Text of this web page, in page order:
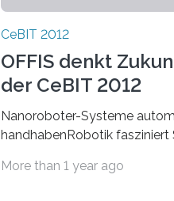
CeBIT 2012
OFFIS denkt
der CeBIT 2012
Nanoroboter-Systeme
handhabenRobotik fasziniert
Roboter erforderlich, die
More than 1 year ago